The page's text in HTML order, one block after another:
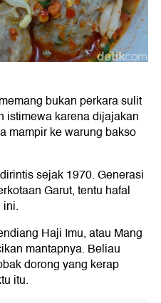
bukan perkara sulit
istimewa karena dijajakan
mampir ke warung bakso
sejak 1970. Generasi
Garut, tentu hafal
ini.
Haji Imu, atau Mang
mantapnya. Beliau
dorong yang kerap
itu.